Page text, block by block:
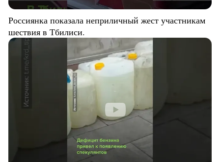
Россиянка показала неприличный жест участникам
шествия в Тбилиси.